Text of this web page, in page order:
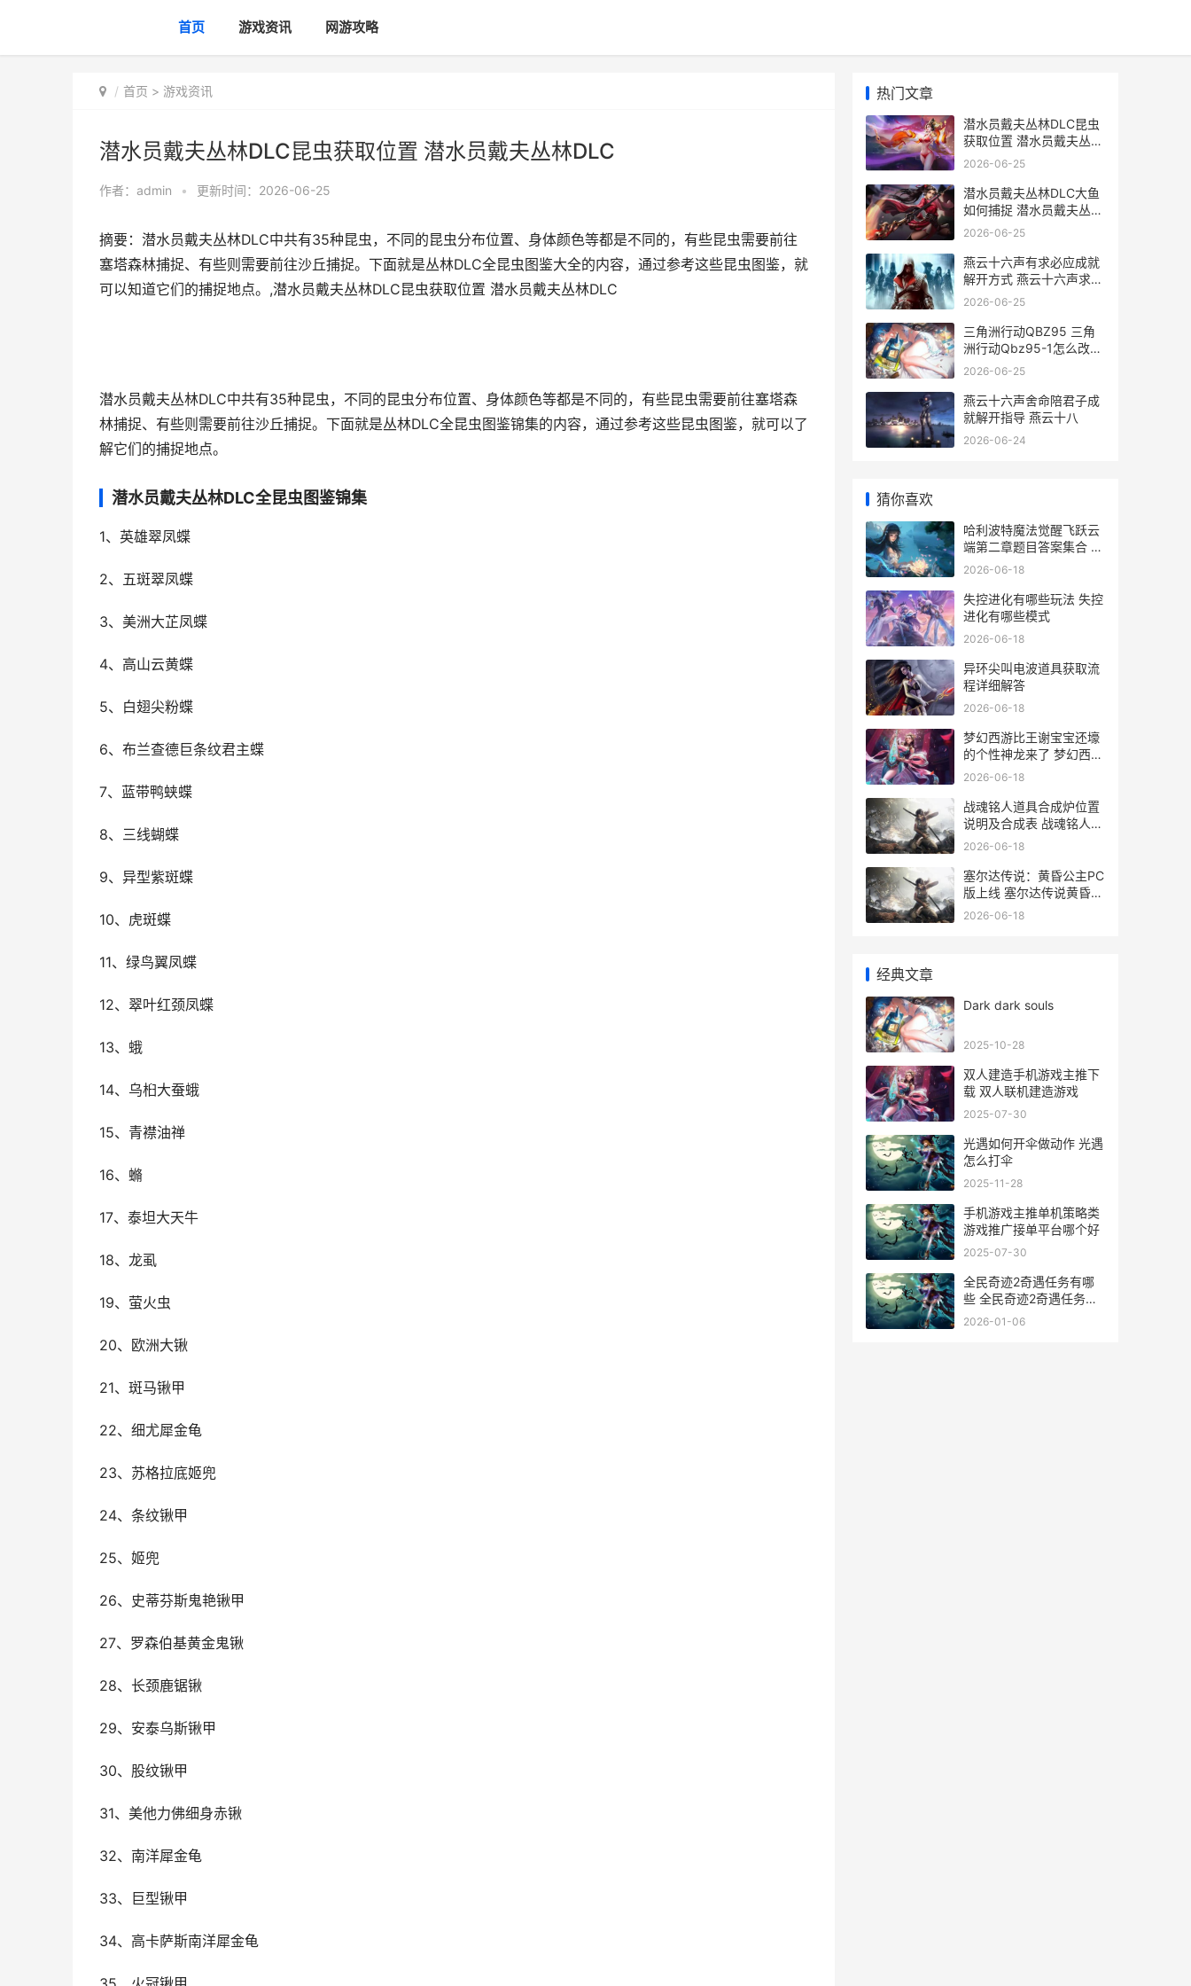
首页 游戏资讯 网游攻略
首页 > 游戏资讯
潜水员戴夫丛林DLC昆虫获取位置 潜水员戴夫丛林DLC
作者： admin • 更新时间：2026-06-25
摘要：潜水员戴夫丛林DLC中共有35种昆虫，不同的昆虫分布位置、身体颜色等都是不同的，有些昆虫需要前往
塞塔森林捕捉、有些则需要前往沙丘捕捉。下面就是丛林DLC全昆虫图鉴大全的内容，通过参考这些昆虫图鉴，就
可以知道它们的捕捉地点。,潜水员戴夫丛林DLC昆虫获取位置 潜水员戴夫丛林DLC
潜水员戴夫丛林DLC中共有35种昆虫，不同的昆虫分布位置、身体颜色等都是不同的，有些昆虫需要前往塞塔森
林捕捉、有些则需要前往沙丘捕捉。下面就是丛林DLC全昆虫图鉴锦集的内容，通过参考这些昆虫图鉴，就可以了
解它们的捕捉地点。
潜水员戴夫丛林DLC全昆虫图鉴锦集
1、英雄翠凤蝶
2、五斑翠凤蝶
3、美洲大芷凤蝶
4、高山云黄蝶
5、白翅尖粉蝶
6、布兰查德巨条纹君主蝶
7、蓝带鸭蛱蝶
8、三线蝴蝶
9、异型紫斑蝶
10、虎斑蝶
11、绿鸟翼凤蝶
12、翠叶红颈凤蝶
13、蛾
14、乌桕大蚕蛾
15、青襟油禅
16、䗛
17、泰坦大天牛
18、龙虱
19、萤火虫
20、欧洲大锹
21、斑马锹甲
22、细尤犀金龟
23、苏格拉底姬兜
24、条纹锹甲
25、姬兜
26、史蒂芬斯鬼艳锹甲
27、罗森伯基黄金鬼锹
28、长颈鹿锯锹
29、安泰乌斯锹甲
30、股纹锹甲
31、美他力佛细身赤锹
32、南洋犀金龟
33、巨型锹甲
34、高卡萨斯南洋犀金龟
热门文章
潜水员戴夫丛林DLC昆虫
获取位置 潜水员戴夫丛林
DLC
2026-06-25
潜水员戴夫丛林DLC大鱼
如何捕捉 潜水员戴夫丛林
攻略
2026-06-25
燕云十六声有求必应成就
解开方式 燕云十六声求救
声
2026-06-25
三角洲行动QBZ95 三角
洲行动Qbz95-1怎么改才
最好用
2026-06-25
燕云十六声舍命陪君子成
就解开指导 燕云十八
2026-06-24
猜你喜欢
哈利波特魔法觉醒飞跃云
端第二章题目答案集合 哈
利波特魔法觉醒官网
2026-06-18
失控进化有哪些玩法 失控
进化有哪些模式
2026-06-18
异环尖叫电波道具获取流
程详细解答
2026-06-18
梦幻西游比王谢宝宝还壕
的个性神龙来了 梦幻西游
王谢和老王
2026-06-18
战魂铭人道具合成炉位置
说明及合成表 战魂铭人道
具选择
2026-06-18
塞尔达传说：黄昏公主PC
版上线 塞尔达传说黄昏之
弓怎么获得
2026-06-18
经典文章
Dark dark souls
2025-10-28
双人建造手机游戏主推下
载 双人联机建造游戏
2025-07-30
光遇如何开伞做动作 光遇
怎么打伞
2025-11-28
手机游戏主推单机策略类
游戏推广接单平台哪个好
2025-07-30
全民奇迹2奇遇任务有哪
些 全民奇迹2奇遇任务第
三个魔偶在哪
2026-01-06